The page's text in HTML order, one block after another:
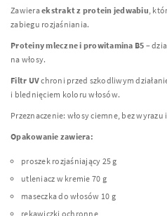
Zawieraekstrakt z protein jedwabiu,
zabiegu rozjaśniania.
Proteiny mleczne i prowitamina B5 –
na włosy.
Filtr UVchroni przed szkodliwym
i blednięciem koloru włosów.
Przeznaczenie: włosy ciemne, bez
Opakowanie zawiera:
proszek rozjaśniający 25 g
utleniacz w kremie 70 g
maseczka do włosów 10 g
rękawiczki ochronne